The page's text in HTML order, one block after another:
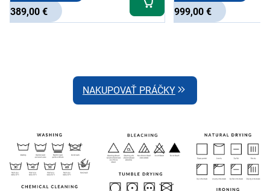
389,00 € 999,00 €
NAKUPOVAŤ PRÁČKY